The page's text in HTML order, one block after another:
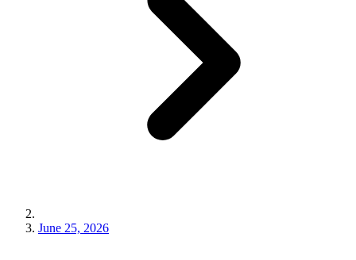
June 25, 2026